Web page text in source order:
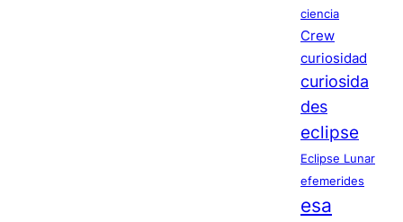
ciencia
Crew
curiosidad
curiosida
des
eclipse
Eclipse Lunar
efemerides
esa